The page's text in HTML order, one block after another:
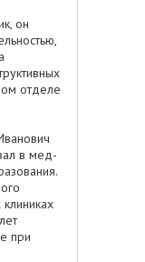
он
отделе
в мед-
при